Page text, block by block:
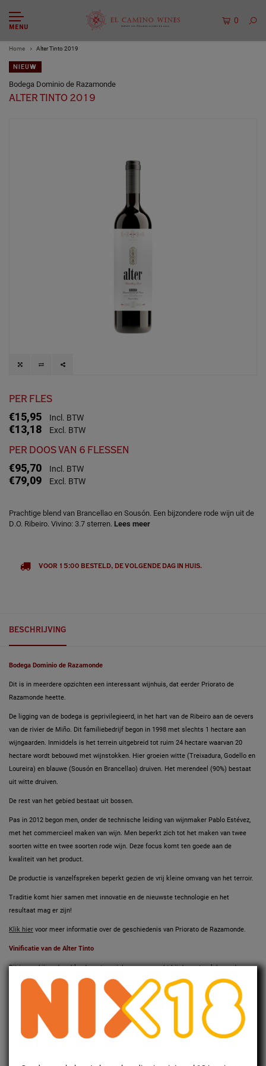
MENU
0
Home Alter Tinto 2019
NIEUW
Bodega Dominio de Razamonde
ALTER TINTO 2019
PER FLES
€15,95
Incl. BTW
€13,18 Excl. BTW
PER DOOS VAN 6 FLESSEN
€95,70
Incl. BTW
€79,09 Excl. BTW
Prachtige blend van Brancellao en Sousón. Een bijzondere rode wijn uit de
D.O. Ribeiro. Vivino: 3.7 sterren. Lees meer
VOOR 15:00 BESTELD, DE VOLGENDE DAG IN HUIS.
BESCHRIJVING
Bodega Dominio de Razamonde
Dit is in meerdere opzichten een interessant wijnhuis, dat eerder Priorato de
Razamonde heette.
De ligging van de bodega is geprivilegieerd, in het hart van de Ribeiro aan de oevers
van de rivier de Miño. Dit familiebedrijf begon in 1998 met slechts 1 hectare aan
wijngaarden. Inmiddels is het terrein uitgebreid tot ruim 24 hectare waarvan 20
hectare wordt bebouwd met wijnstokken. Hier groeien witte (Treixadura, Godello en
Loureira) en blauwe (Sousón en Brancellao) druiven. Het merendeel (90%) bestaat
uit witte druiven.
De rest van het gebied bestaat uit bossen.
Pas in 2012 begon men, onder de technische leiding van wijnmaker Pablo Estévez,
met het commercieel maken van wijn. Men beperkt zich tot het maken van twee
soorten witte en twee soorten rode wijn. Deze focus komt ten goede aan de
kwaliteit van het product.
De productie is vanzelfspreken beperkt gezien de vrij kleine omvang van het terroir.
Traditie komt hier samen met innovatie en de nieuwste technologie en het
resultaat mag er zijn!
Klik hier voor meer informatie over de geschiedenis van Priorato de Razamonde.
Vinificatie van de Alter Tinto
Dit is een bijzondere blend van twee inheemse en echt bij deze streek horende
druivensoorten: Brancellao en Sousón. Handmatige oogst op de eigen wijngaarden.
Iedere druivensoort fermenteert apart bij gecontroleerde temperatuur in inox
vaten,waarna het subtiele proces van blending begint.
Kleur, geur en smaak van de Alter Tinto